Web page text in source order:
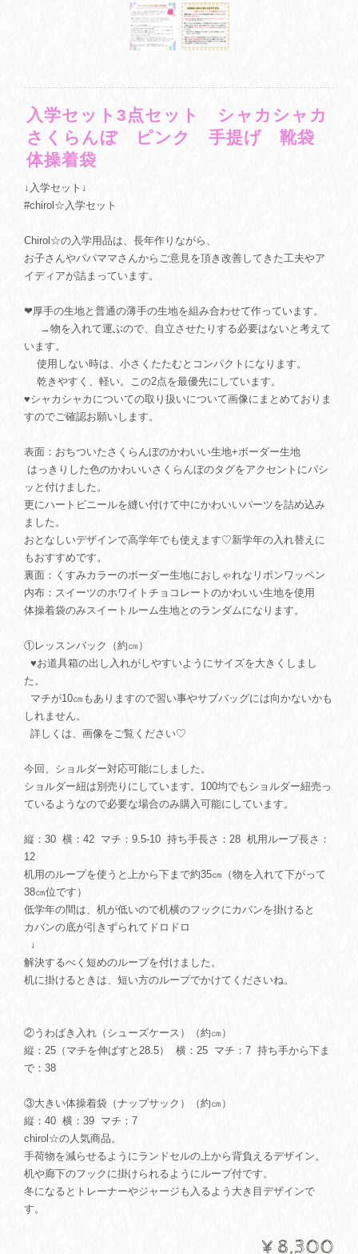
入学セット3点セット シャカシャカ
さくらんぼ ピンク 手提げ 靴袋
体操着袋
↓入学セット↓
#chirol☆入学セット
Chirol☆の入学用品は、長年作りながら、
お子さんやパパママさんからご意見を頂き改善してきた工夫やア
イディアが詰まっています。
❤厚手の生地と普通の薄手の生地を組み合わせて作っています。
→物を入れて運ぶので、自立させたりする必要はないと考えて
います。
使用しない時は、小さくたたむとコンパクトになります。
乾きやすく、軽い。この2点を最優先にしています。
♥シャカシャカについての取り扱いについて画像にまとめておりま
すのでご確認お願いします。
表面：おちついたさくらんぼのかわいい生地+ボーダー生地
はっきりした色のかわいいさくらんぼのタグをアクセントにパシ
ッと付けました。
更にハートビニールを縫い付けて中にかわいいパーツを詰め込み
ました。
おとなしいデザインで高学年でも使えます♡新学年の入れ替えに
もおすすめです。
裏面：くすみカラーのボーダー生地におしゃれなリボンワッペン
内布：スイーツのホワイトチョコレートのかわいい生地を使用
体操着袋のみスイートルーム生地とのランダムになります。
①レッスンバック（約㎝）
♥お道具箱の出し入れがしやすいようにサイズを大きくしまし
た。
マチが10㎝もありますので習い事やサブバッグには向かないかも
しれません。
詳しくは、画像をご覧ください♡
今回、ショルダー対応可能にしました。
ショルダー紐は別売りにしています。100均でもショルダー紐売っ
ているようなので必要な場合のみ購入可能にしています。
縦：30 横：42 マチ：9.5-10 持ち手長さ：28 机用ループ長さ：
12
机用のループを使うと上から下まで約35㎝（物を入れて下がって
38㎝位です）
低学年の間は、机が低いので机横のフックにカバンを掛けると
カバンの底が引きずられてドロドロ
↓
解決するべく短めのループを付けました。
机に掛けるときは、短い方のループでかけてくださいね。
②うわばき入れ（シューズケース）（約㎝）
縦：25（マチを伸ばすと28.5） 横：25 マチ：7 持ち手から下ま
で：38
③大きい体操着袋（ナップサック）（約㎝）
縦：40 横：39 マチ：7
chirol☆の人気商品。
手荷物を減らせるようにランドセルの上から背負えるデザイン。
机や廊下のフックに掛けられるようにループ付です。
冬になるとトレーナーやジャージも入るよう大き目デザインで
す。
¥8,300